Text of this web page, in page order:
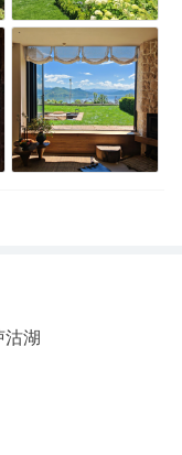
沽湖